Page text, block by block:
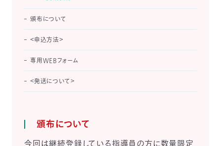
頒布について
＜申込方法＞
専用ＷＥＢフォーム
＜発送について＞
頒布について
今回は継続登録している指導員の方に数量限定